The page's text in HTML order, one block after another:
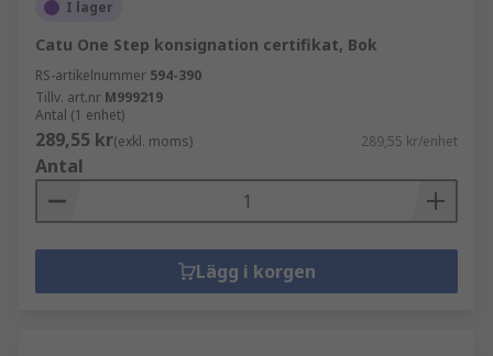
I lager
Catu One Step konsignation certifikat, Bok
RS-artikelnummer 594-390
Tillv. art.nr M999219
Antal (1 enhet)
289,55 kr(exkl. moms) 289,55 kr/enhet
Antal
Lägg i korgen